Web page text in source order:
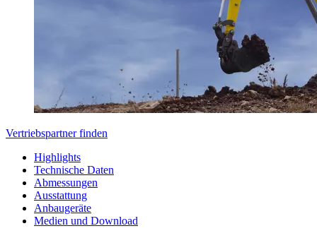
Vertriebspartner finden
Highlights
Technische Daten
Abmessungen
Ausstattung
Anbaugeräte
Medien und Download